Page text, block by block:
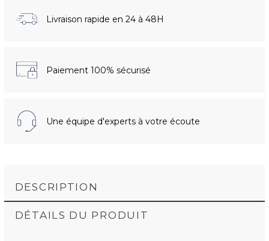
Livraison rapide en 24 à 48H
Paiement 100% sécurisé
Une équipe d'experts à votre écoute
DESCRIPTION
DÉTAILS DU PRODUIT